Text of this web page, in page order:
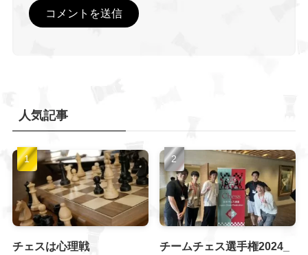
人気記事
チェスは心理戦
チームチェス選手権2024_